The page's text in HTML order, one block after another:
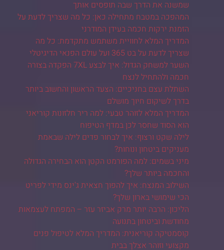
שמשנה את הדרך שבה תופסים אותך
המהפכה במטבח מתחילה כאן: כל מה שצריך לדעת על
הזמנת ירקות חכמה בעידן המודרני
המדריך המלא לחוויית משתמש מתקדמת: כל מה
שצריך לדעת על בט 365 ועל עולם הפנאי הדיגיטלי
השער למשחק הגדול: איך לבצע 7XL הפקדה בצורה
חכמה ולהתחיל לנצח
השתלת עצם בחניכיים: הצעד הראשון והחשוב ביותר
בדרך לשיקום חיוך מושלם
המדריך המלא לזוהר טבעי: למה ריר חלזונות קוריאני
הוא הסוד שחסר לכן במדף הטיפוח
לילה שקט ורצוף: איך לבחור פדים לילה שבאמת
מעניקים ביטחון ונוחות?
מיני בשמים: למה הפורמט הקטן הוא הבחירה הגדולה
והחכמה ביותר שלך?
השילוב המנצח: איך להפוך חצאית ג'ינס מידי לפריט
הכי שימושי בארון שלך?
הליכון: הרבה יותר מרק אביזר עזר – המפתח לעצמאות
מחודשת וביטחון בתנועה
קוסמטיקה קוריאנית: המדריך המלא לטיפול פנים
מקצועי וזוהר אצלך בבית